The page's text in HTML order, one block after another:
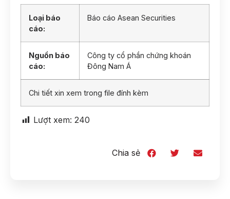
Loại báo
cáo:
Báo cáo Asean Securities
Nguồn báo
cáo:
Công ty cổ phần chứng khoán
Đông Nam Á
Chi tiết xin xem trong file đính kèm
Lượt xem: 240
Chia sẻ